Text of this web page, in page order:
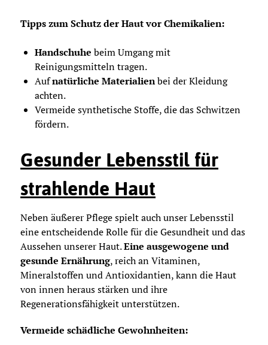
Tipps zum Schutz der Haut vor Chemikalien:
Handschuhe beim Umgang mit
Reinigungsmitteln tragen.
Aufnatürliche Materialienbei der Kleidung
achten.
Vermeide synthetische Stoffe, die das Schwitzen
fördern.
Gesunder Lebensstil für
strahlende Haut
Neben äußerer Pflege spielt auch unser Lebensstil
eine entscheidende Rolle für die Gesundheit und das
Aussehen unserer Haut.Eine ausgewogene und
gesunde Ernährung, reich an Vitaminen,
Mineralstoffen und Antioxidantien, kann die Haut
von innen heraus stärken und ihre
Regenerationsfähigkeit unterstützen.
Vermeide schädliche Gewohnheiten: